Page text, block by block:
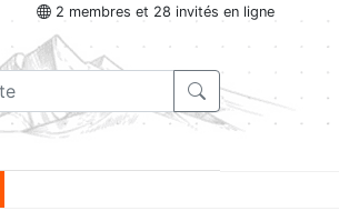
2 membres et 28 invités en ligne